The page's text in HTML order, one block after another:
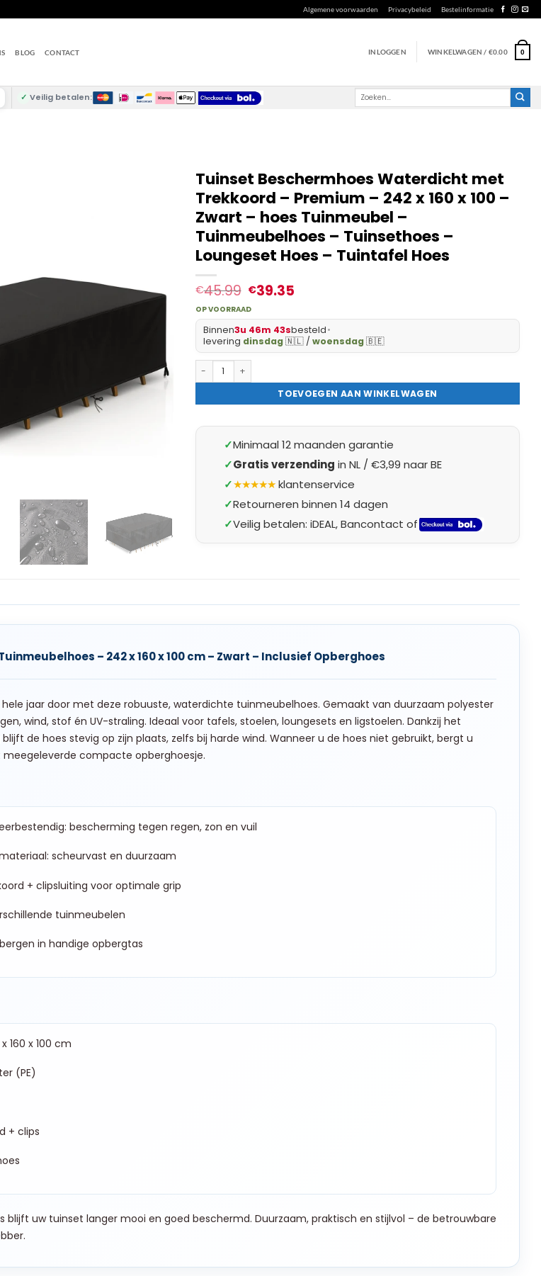
Algemene voorwaarden Privacybeleid Bestelinformatie
BLOG CONTACT INLOGGEN WINKELWAGEN / €0.00 0
✓ Veilig betalen:
Zoeken
Tuinset Beschermhoes Waterdicht met
Trekkoord – Premium – 242 x 160 x 100 –
Zwart – hoes Tuinmeubel –
Tuinmeubelhoes – Tuinsethoes –
Loungeset Hoes – Tuintafel Hoes
€45.99 €39.35
OP VOORRAAD
Binnen3u 46m 42sbesteld•
levering dinsdag🇳🇱 / woensdag🇧🇪
Tuinset Beschermhoes Waterdicht met Trekkoord - Premium - 242 x 160 x
TOEVOEGEN AAN WINKELWAGEN
✓Minimaal 12 maanden garantie
✓Gratis verzending in NL / €3,99 naar BE
✓★★★★★klantenservice
✓Retourneren binnen 14 dagen
✓Veilig betalen: iDEAL, Bancontact of
– 242 x 160 x 100 cm – Zwart – Inclusief Opberghoes
jaar door met deze robuuste, waterdichte tuinmeubelhoes. Gemaakt van duurzaam polyester
wind, stof én UV-straling. Ideaal voor tafels, stoelen, loungesets en ligstoelen. Dankzij het
de hoes stevig op zijn plaats, zelfs bij harde wind. Wanneer u de hoes niet gebruikt, bergt u
compacte opberghoesje.
bescherming tegen regen, zon en vuil
scheurvast en duurzaam
+ clipsluiting voor optimale grip
tuinmeubelen
in handige opbergtas
160 x 100 cm
(PE)
+ clips
blijft uw tuinset langer mooi en goed beschermd. Duurzaam, praktisch en stijlvol – de betrouwbare